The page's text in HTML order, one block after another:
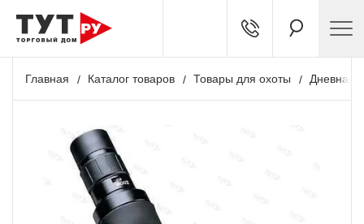
Главная Каталог товаров Товары для охоты Дневная